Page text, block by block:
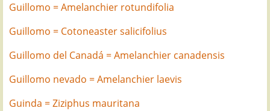
Guillomo = Amelanchier rotundifolia
Guillomo = Cotoneaster salicifolius
Guillomo del Canadá = Amelanchier canadensis
Guillomo nevado = Amelanchier laevis
Guinda = Ziziphus mauritana